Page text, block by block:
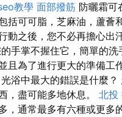
教學 面部撥筋 防曬霜可
括可可脂，芝麻油，蘆薈
動之後，您不必再擔心出
手掌不握住它，簡單的洗
且為了進行更大的準備工
浴中最大的錯誤是什麼
，盡可能多地休息。 北投
，通常最多有六種或更多